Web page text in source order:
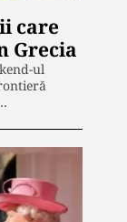
care
Grecia
ul